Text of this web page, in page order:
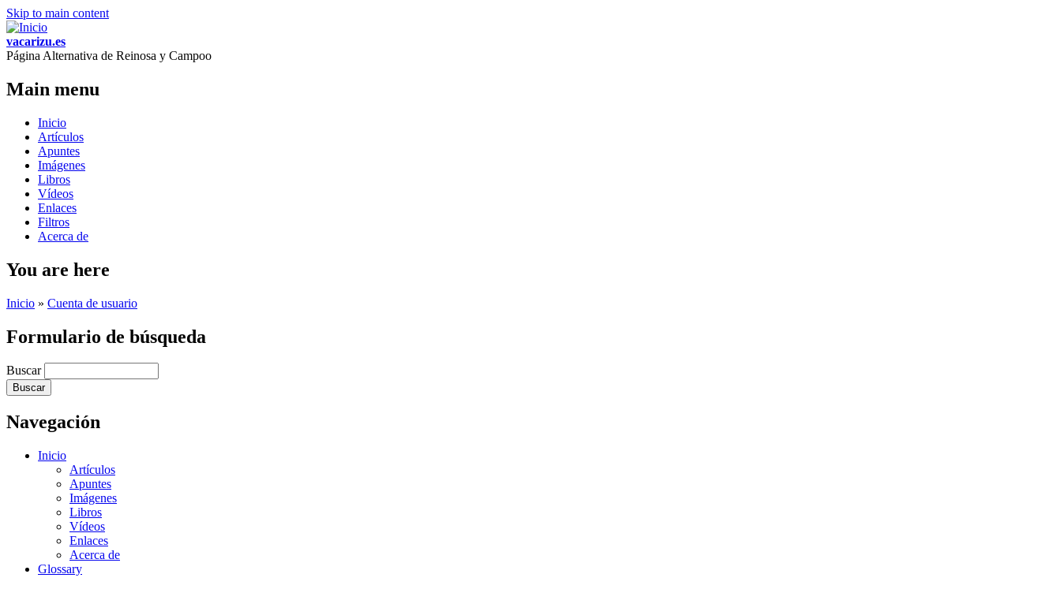
Skip to main content
vacarizu.es
Página Alternativa de Reinosa y Campoo
Main menu
Inicio
Artículos
Apuntes
Imágenes
Libros
Vídeos
Enlaces
Filtros
Acerca de
You are here
Inicio » Cuenta de usuario
Formulario de búsqueda
Buscar
Navegación
Inicio
Artículos
Apuntes
Imágenes
Libros
Vídeos
Enlaces
Acerca de
Glossary